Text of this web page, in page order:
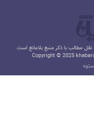
مطالب با ذکر منبع بلامانع است.
Copyright © 2025